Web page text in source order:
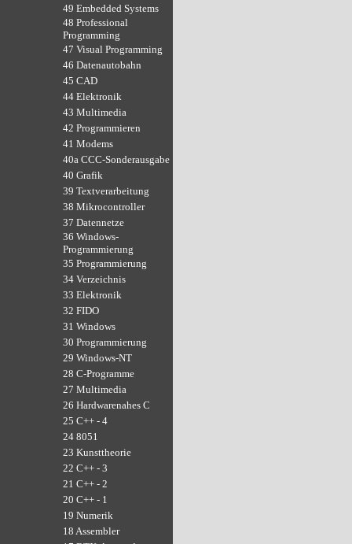
49 Embedded Systems
48 Professional
Programming
47 Visual Programming
46 Datenautobahn
45 CAD
44 Elektronik
43 Multimedia
42 Programmieren
41 Modems
40a CCC-Sonderausgabe
40 Grafik
39 Textverarbeitung
38 Mikrocontroller
37 Datennetze
36 Windows-
Programmierung
35 Programmierung
34 Verzeichnis
33 Elektronik
32 FIDO
31 Windows
30 Programmierung
29 Windows-NT
28 C-Programme
27 Multimedia
26 Hardwarenahes C
25 C++ - 4
24 8051
23 Kunsttheorie
22 C++ - 3
21 C++ - 2
20 C++ - 1
19 Numerik
18 Assembler